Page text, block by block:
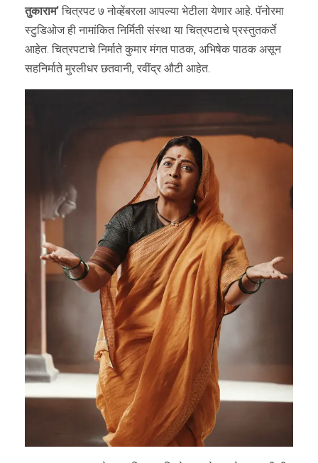
तुकाराम’ चित्रपट ७ नोव्हेंबरला आपल्या भेटीला येणार आहे. पॅनोरमा
स्टुडिओज ही नामांकित निर्मिती संस्था या चित्रपटाचे प्रस्तुतकर्ते
आहेत. चित्रपटाचे निर्माते कुमार मंगत पाठक, अभिषेक पाठक असून
सहनिर्माते मुरलीधर छतवानी, रवींद्र औटी आहेत.